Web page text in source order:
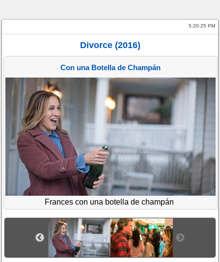
5:20:25 PM
Divorce (2016)
Con una Botella de Champán
Frances con una botella de champán